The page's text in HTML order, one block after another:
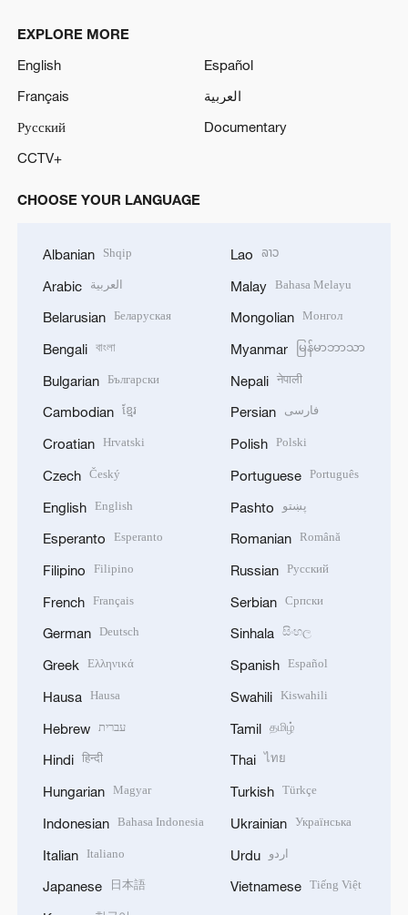
EXPLORE MORE
English
Español
Français
العربية
Русский
Documentary
CCTV+
CHOOSE YOUR LANGUAGE
Albanian Shqip
Arabic العربية
Belarusian Беларуская
Bengali বাংলা
Bulgarian Български
Cambodian ខ្មែរ
Croatian Hrvatski
Czech Český
English English
Esperanto Esperanto
Filipino Filipino
French Français
German Deutsch
Greek Ελληνικά
Hausa Hausa
Hebrew עברית
Hindi हिन्दी
Hungarian Magyar
Indonesian Bahasa Indonesia
Italian Italiano
Japanese 日本語
Lao ລາວ
Malay Bahasa Melayu
Mongolian Монгол
Myanmar မြန်မာဘာသာ
Nepali नेपाली
Persian فارسی
Polish Polski
Portuguese Português
Pashto پښتو
Romanian Română
Russian Русский
Serbian Српски
Sinhala සිංහල
Spanish Español
Swahili Kiswahili
Tamil தமிழ்
Thai ไทย
Turkish Türkçe
Ukrainian Українська
Urdu اردو
Vietnamese Tiếng Việt